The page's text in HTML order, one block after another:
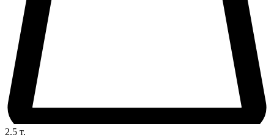
2.5 т.